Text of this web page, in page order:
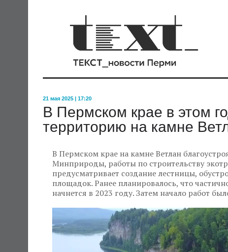
21 мая 2025 | 17:20
В Пермском крае в этом
территорию на камне
В Пермском крае на камне Ветлан
Минприроды, работы по строительству
предусматривает создание лестницы,
площадок. Ранее планировалось, что
начнется в 2023 году. Затем начало работ